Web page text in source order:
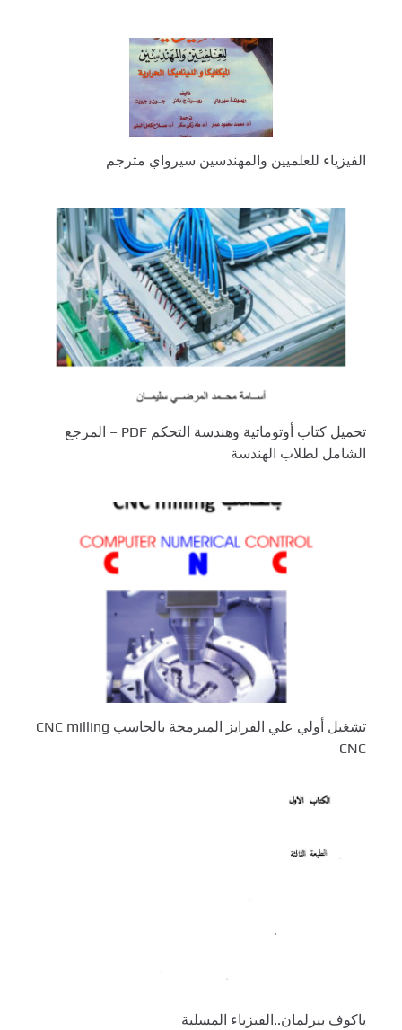
الفيزياء للعلميين والمهندسين سيرواي مترجم
تحميل كتاب أوتوماتية وهندسة التحكم PDF – المرجع
الشامل لطلاب الهندسة
تشغيل أولي علي الفرايز المبرمجة بالحاسب CNC milling
CNC
ياكوف بيرلمان..الفيزياء المسلية